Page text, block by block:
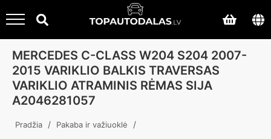
MERCEDES C-CLASS W204 S204 2007-
2015 VARIKLIO BALKIS TRAVERSAS
VARIKLIO ATRAMINIS RĖMAS SIJA
A2046281057
Pradžia / Pakaba ir važiuoklė /